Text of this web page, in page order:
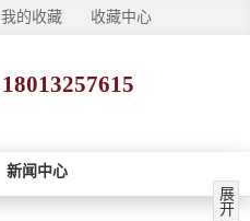
我的收藏 收藏中心
18013257615
新闻中心
展
开